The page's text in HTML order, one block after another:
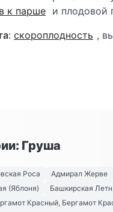
к парше и плодовой
: скороплодность ,
Груша
Роса Адмирал Жерве
(Яблоня) Башкирская
Красный, Бергамот